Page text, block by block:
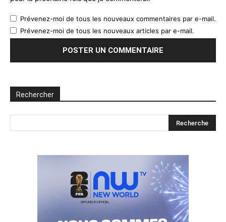
Prévenez-moi de tous les nouveaux commentaires par e-mail.
Prévenez-moi de tous les nouveaux articles par e-mail.
Rechercher